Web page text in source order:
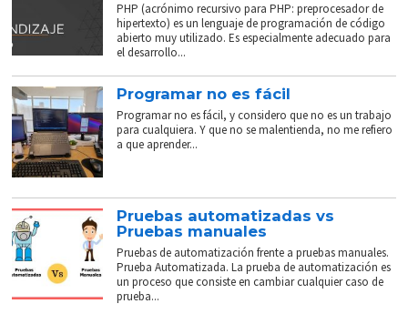
PHP (acrónimo recursivo para PHP: preprocesador de
hipertexto) es un lenguaje de programación de código
abierto muy utilizado. Es especialmente adecuado para
el desarrollo...
Programar no es fácil
Programar no es fácil, y considero que no es un trabajo
para cualquiera. Y que no se malentienda, no me refiero
a que aprender...
Pruebas automatizadas vs
Pruebas manuales
Pruebas de automatización frente a pruebas manuales.
Prueba Automatizada. La prueba de automatización es
un proceso que consiste en cambiar cualquier caso de
prueba...